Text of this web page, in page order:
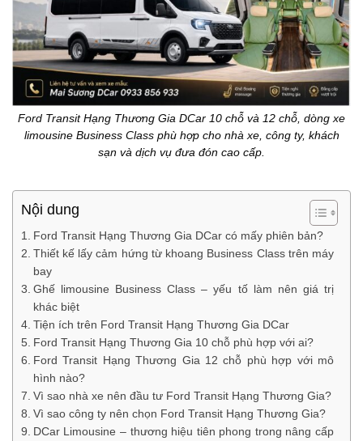
Ford Transit Hạng Thương Gia DCar 10 chỗ và 12 chỗ, dòng xe
limousine Business Class phù hợp cho nhà xe, công ty, khách
sạn và dịch vụ đưa đón cao cấp.
Nội dung
Ford Transit Hạng Thương Gia DCar có mấy phiên bản?
Thiết kế lấy cảm hứng từ khoang Business Class trên máy
bay
Ghế limousine Business Class – yếu tố làm nên giá trị
khác biệt
Tiện ích trên Ford Transit Hạng Thương Gia DCar
Ford Transit Hạng Thương Gia 10 chỗ phù hợp với ai?
Ford Transit Hạng Thương Gia 12 chỗ phù hợp với mô
hình nào?
Vì sao nhà xe nên đầu tư Ford Transit Hạng Thương Gia?
Vì sao công ty nên chọn Ford Transit Hạng Thương Gia?
DCar Limousine – thương hiệu tiên phong trong nâng cấp